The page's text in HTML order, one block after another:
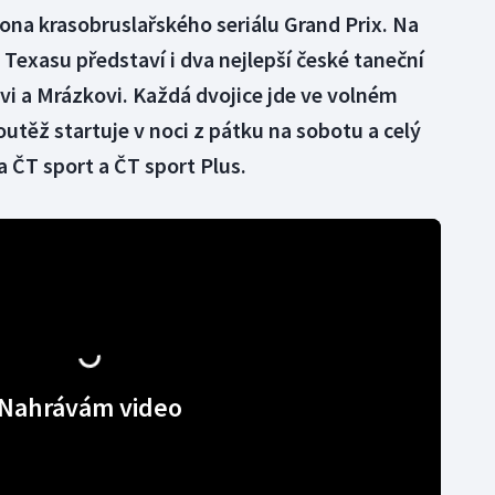
krasobruslařského seriálu Grand Prix. Na
představí i dva nejlepší české taneční
a Mrázkovi. Každá dvojice jde ve volném
startuje v noci z pátku na sobotu a celý
sport a ČT sport Plus.
video